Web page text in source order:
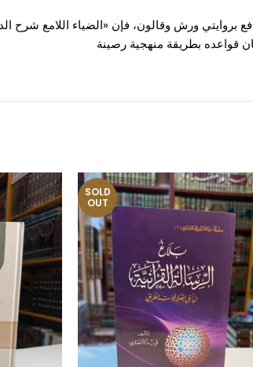
بروايتي ورش وقالون، فإن «الضياء اللامع
قواعده بطريقة منهجية رصينة
SOLD
OUT